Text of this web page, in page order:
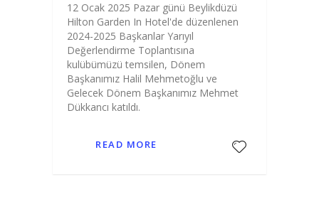
12 Ocak 2025 Pazar günü Beylikdüzü
Hilton Garden In Hotel'de düzenlenen
2024-2025 Başkanlar Yarıyıl
Değerlendirme Toplantısına
kulübümüzü temsilen, Dönem
Başkanımız Halil Mehmetoğlu ve
Gelecek Dönem Başkanımız Mehmet
Dükkancı katıldı.
READ MORE